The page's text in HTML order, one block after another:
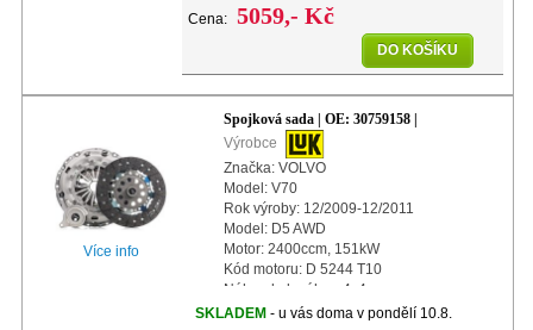
Cena: 5059,- Kč
DO KOŠÍKU
Více info
Spojková sada | OE: 30759158 |
Výrobce
Značka: VOLVO
Model: V70
Rok výroby: 12/2009-12/2011
Model: D5 AWD
Motor: 2400ccm, 151kW
Kód motoru: D 5244 T10
Náhon kol: náhon 4x4
Další info: s centrálním vypínacím
SKLADEM - u vás doma v pondělí 10.8.